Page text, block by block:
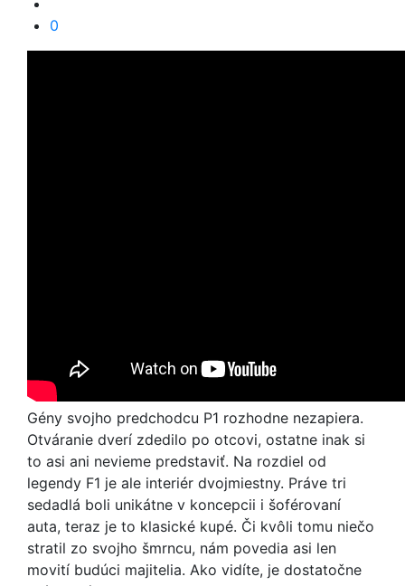
0
Gény svojho predchodcu P1 rozhodne nezapiera.
Otváranie dverí zdedilo po otcovi, ostatne inak si
to asi ani nevieme predstaviť. Na rozdiel od
legendy F1 je ale interiér dvojmiestny. Práve tri
sedadlá boli unikátne v koncepcii i šoférovaní
auta, teraz je to klasické kupé. Či kvôli tomu niečo
stratil zo svojho šmrncu, nám povedia asi len
movití budúci majitelia. Ako vidíte, je dostatočne